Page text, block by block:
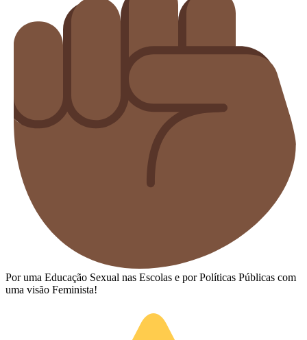
Por uma Educação Sexual nas Escolas e por Políticas Públicas com
uma visão Feminista!